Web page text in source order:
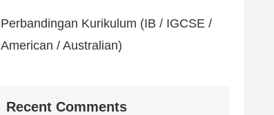
Perbandingan Kurikulum (IB / IGCSE /
American / Australian)
Recent Comments